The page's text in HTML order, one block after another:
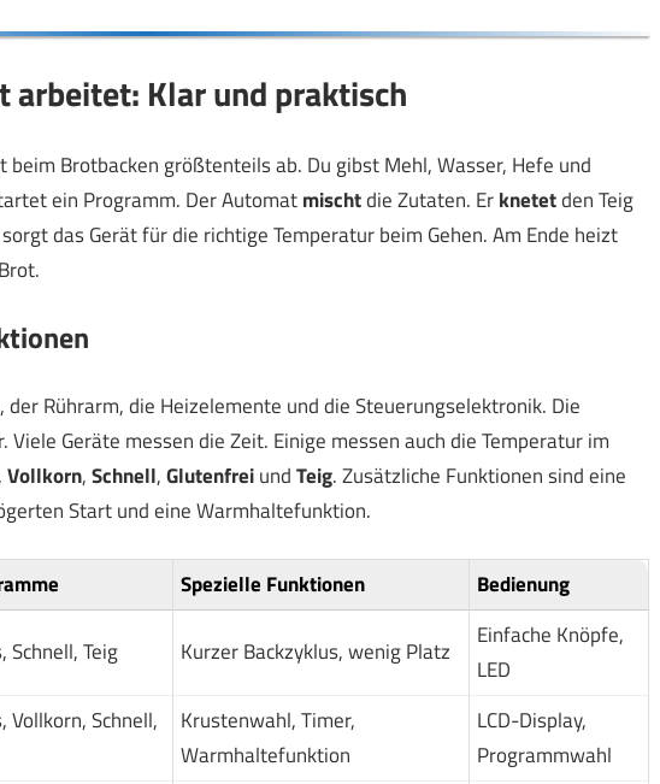
arbeitet: Klar und praktisch
Brotbacken größtenteils ab. Du gibst Mehl, Wasser, Hefe und
ein Programm. Der Automatmischtdie Zutaten. Erknetetden Teig
das Gerät für die richtige Temperatur beim Gehen. Am Ende heizt
Rührarm, die Heizelemente und die Steuerungselektronik. Die
Geräte messen die Zeit. Einige messen auch die Temperatur im
Vollkorn,Schnell,GlutenfreiundTeig. Zusätzliche Funktionen sind eine
Start und eine Warmhaltefunktion.
Spezielle Funktionen Bedienung
Schnell, Teig Kurzer Backzyklus, wenig Platz
Einfache Knöpfe,
LED
Vollkorn, Schnell,
Krustenwahl, Timer,
Warmhaltefunktion
LCD-Display,
Programmwahl